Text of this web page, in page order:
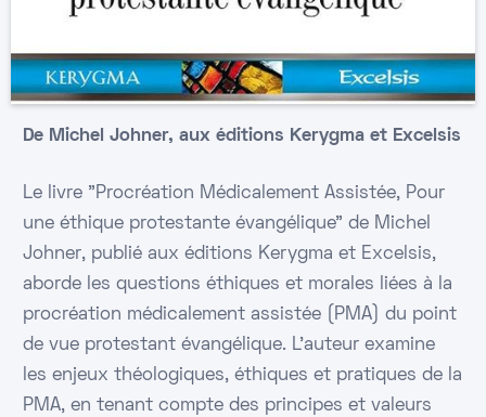
De Michel Johner, aux éditions Kerygma et Excelsis
Le livre "Procréation Médicalement Assistée, Pour
une éthique protestante évangélique" de Michel
Johner, publié aux éditions Kerygma et Excelsis,
aborde les questions éthiques et morales liées à la
procréation médicalement assistée (PMA) du point
de vue protestant évangélique. L'auteur examine
les enjeux théologiques, éthiques et pratiques de la
PMA, en tenant compte des principes et valeurs